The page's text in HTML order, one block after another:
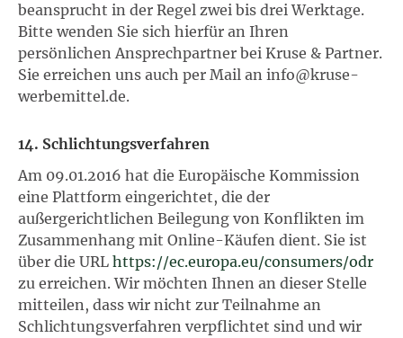
beansprucht in der Regel zwei bis drei Werktage.
Bitte wenden Sie sich hierfür an Ihren
persönlichen Ansprechpartner bei Kruse & Partner.
Sie erreichen uns auch per Mail an info@kruse-
werbemittel.de.
14. Schlichtungsverfahren
Am 09.01.2016 hat die Europäische Kommission
eine Plattform eingerichtet, die der
außergerichtlichen Beilegung von Konflikten im
Zusammenhang mit Online-Käufen dient. Sie ist
über die URL https://ec.europa.eu/consumers/odr
zu erreichen. Wir möchten Ihnen an dieser Stelle
mitteilen, dass wir nicht zur Teilnahme an
Schlichtungsverfahren verpflichtet sind und wir